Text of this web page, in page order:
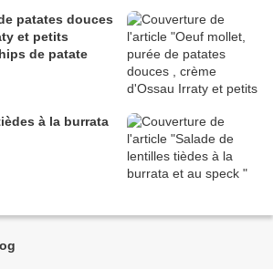
patates douces
et petits
de patate
à la burrata